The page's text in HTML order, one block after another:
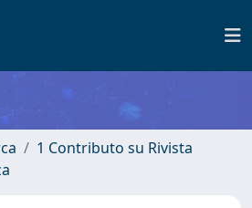
1 Contributo su Rivista